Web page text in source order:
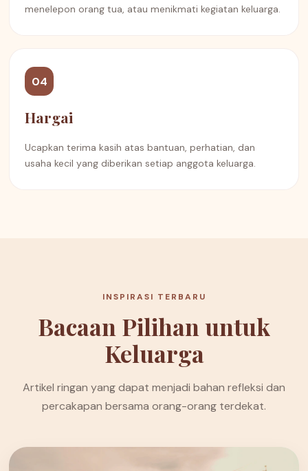
menelepon orang tua, atau menikmati kegiatan keluarga.
04
Hargai
Ucapkan terima kasih atas bantuan, perhatian, dan
usaha kecil yang diberikan setiap anggota keluarga.
INSPIRASI TERBARU
Bacaan Pilihan untuk
Keluarga
Artikel ringan yang dapat menjadi bahan refleksi dan
percakapan bersama orang-orang terdekat.